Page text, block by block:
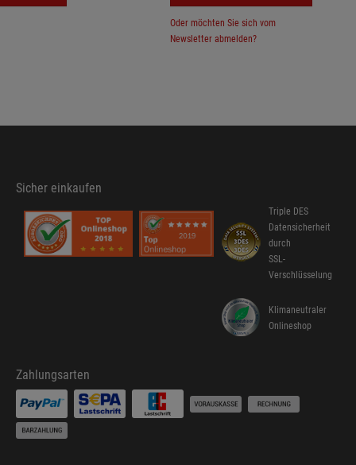
Oder möchten Sie sich vom
Newsletter abmelden?
Sicher einkaufen
Triple DES
Datensicherheit
durch
SSL-
Verschlüsselung
Klimaneutraler
Onlineshop
Zahlungsarten